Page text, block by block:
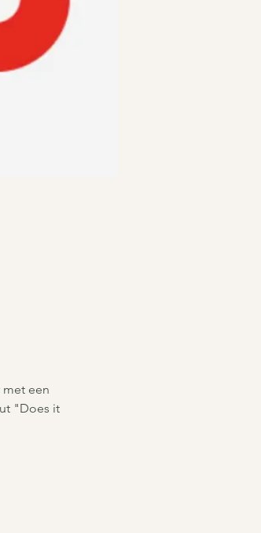
met een
"Does it